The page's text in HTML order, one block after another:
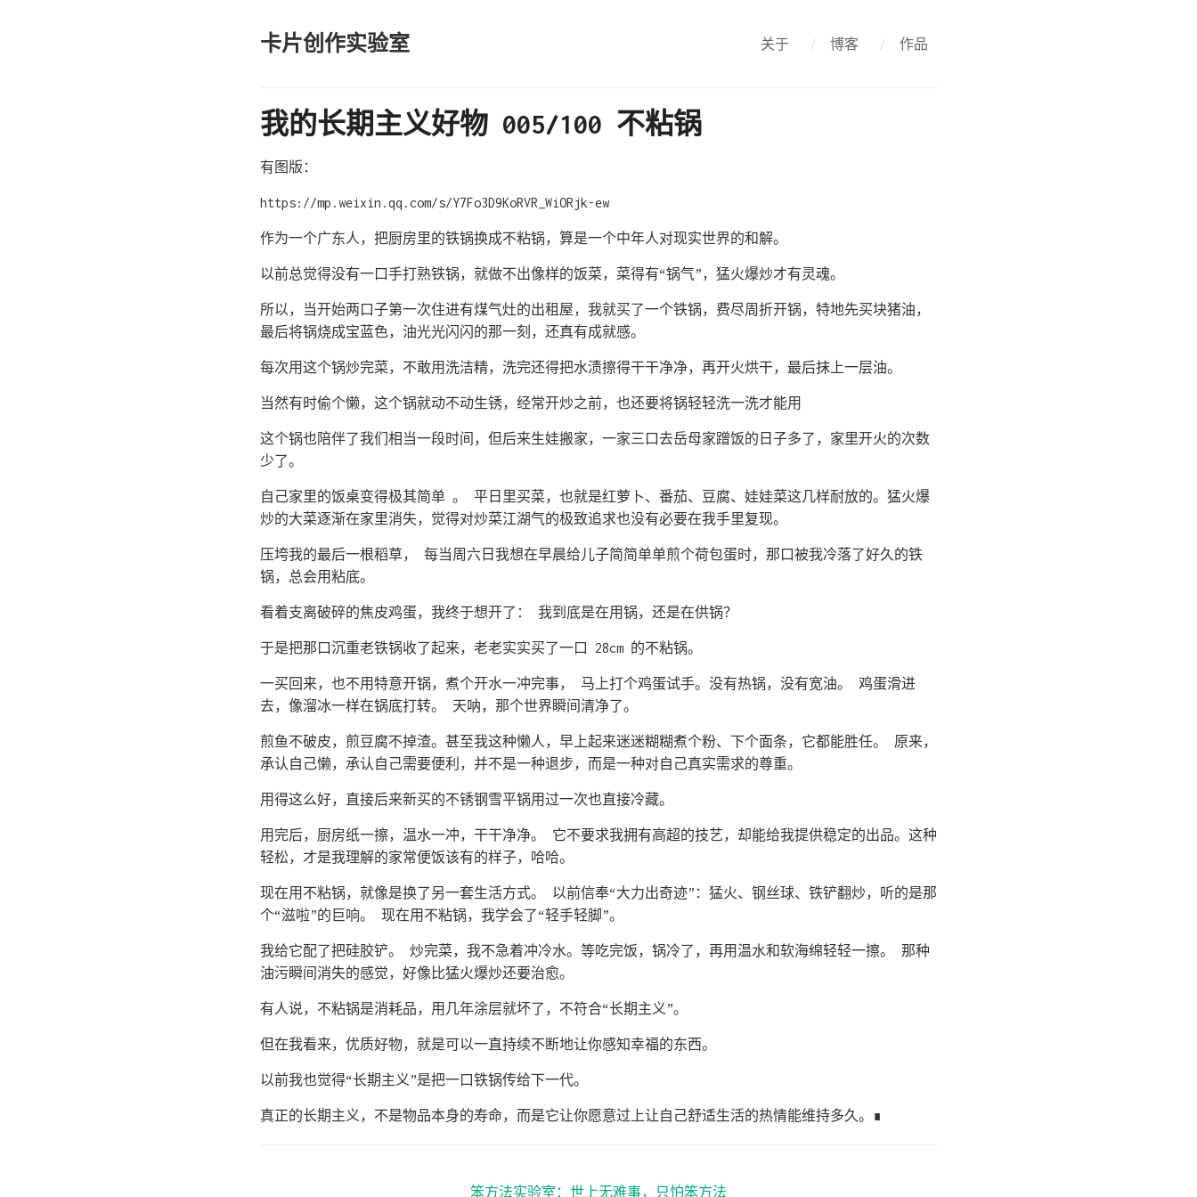
卡片创作实验室 关于 / 博客 / 作品
我的长期主义好物 005/100 不粘锅
有图版：
https://mp.weixin.qq.com/s/Y7Fo3D9KoRVR_WiORjk-ew
作为一个广东人，把厨房里的铁锅换成不粘锅，算是一个中年人对现实世界的和解。
以前总觉得没有一口手打熟铁锅，就做不出像样的饭菜，菜得有“锅气”，猛火爆炒才有灵魂。
所以，当开始两口子第一次住进有煤气灶的出租屋，我就买了一个铁锅，费尽周折开锅，特地先买块猪油，
最后将锅烧成宝蓝色，油光光闪闪的那一刻，还真有成就感。
每次用这个锅炒完菜，不敢用洗洁精，洗完还得把水渍擦得干干净净，再开火烘干，最后抹上一层油。
当然有时偷个懒，这个锅就动不动生锈，经常开炒之前，也还要将锅轻轻洗一洗才能用
这个锅也陪伴了我们相当一段时间，但后来生娃搬家，一家三口去岳母家蹭饭的日子多了，家里开火的次数
少了。
自己家里的饭桌变得极其简单 。 平日里买菜，也就是红萝卜、番茄、豆腐、娃娃菜这几样耐放的。猛火爆
炒的大菜逐渐在家里消失，觉得对炒菜江湖气的极致追求也没有必要在我手里复现。
压垮我的最后一根稻草， 每当周六日我想在早晨给儿子简简单单煎个荷包蛋时，那口被我冷落了好久的铁
锅，总会用粘底。
看着支离破碎的焦皮鸡蛋，我终于想开了： 我到底是在用锅，还是在供锅？
于是把那口沉重老铁锅收了起来，老老实实买了一口 28cm 的不粘锅。
一买回来，也不用特意开锅，煮个开水一冲完事， 马上打个鸡蛋试手。没有热锅，没有宽油。 鸡蛋滑进
去，像溜冰一样在锅底打转。 天呐，那个世界瞬间清净了。
煎鱼不破皮，煎豆腐不掉渣。甚至我这种懒人，早上起来迷迷糊糊煮个粉、下个面条，它都能胜任。 原来，
承认自己懒，承认自己需要便利，并不是一种退步，而是一种对自己真实需求的尊重。
用得这么好，直接后来新买的不锈钢雪平锅用过一次也直接冷藏。
用完后，厨房纸一擦，温水一冲，干干净净。 它不要求我拥有高超的技艺，却能给我提供稳定的出品。这种
轻松，才是我理解的家常便饭该有的样子，哈哈。
现在用不粘锅，就像是换了另一套生活方式。 以前信奉“大力出奇迹”：猛火、钢丝球、铁铲翻炒，听的是那
个“滋啦”的巨响。 现在用不粘锅，我学会了“轻手轻脚”。
我给它配了把硅胶铲。 炒完菜，我不急着冲冷水。等吃完饭，锅冷了，再用温水和软海绵轻轻一擦。 那种
油污瞬间消失的感觉，好像比猛火爆炒还要治愈。
有人说，不粘锅是消耗品，用几年涂层就坏了，不符合“长期主义”。
但在我看来，优质好物，就是可以一直持续不断地让你感知幸福的东西。
以前我也觉得“长期主义”是把一口铁锅传给下一代。
真正的长期主义，不是物品本身的寿命，而是它让你愿意过上让自己舒适生活的热情能维持多久。∎
笨方法实验室：世上无难事，只怕笨方法